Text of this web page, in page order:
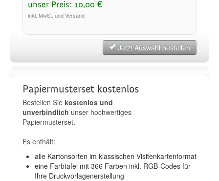
unser Preis: 10,00 €
inkl. MwSt. und Versand
Jetzt Auswahl bestellen
Papiermusterset kostenlos
Bestellen Sie kostenlos und
unverbindlich unser hochwertiges
Papiermusterset.
Es enthält:
alle Kartonsorten im klassischen Visitenkartenformat
eine Farbtafel mit 366 Farben inkl. RGB-Codes für
Ihre Druckvorlagenerstellung